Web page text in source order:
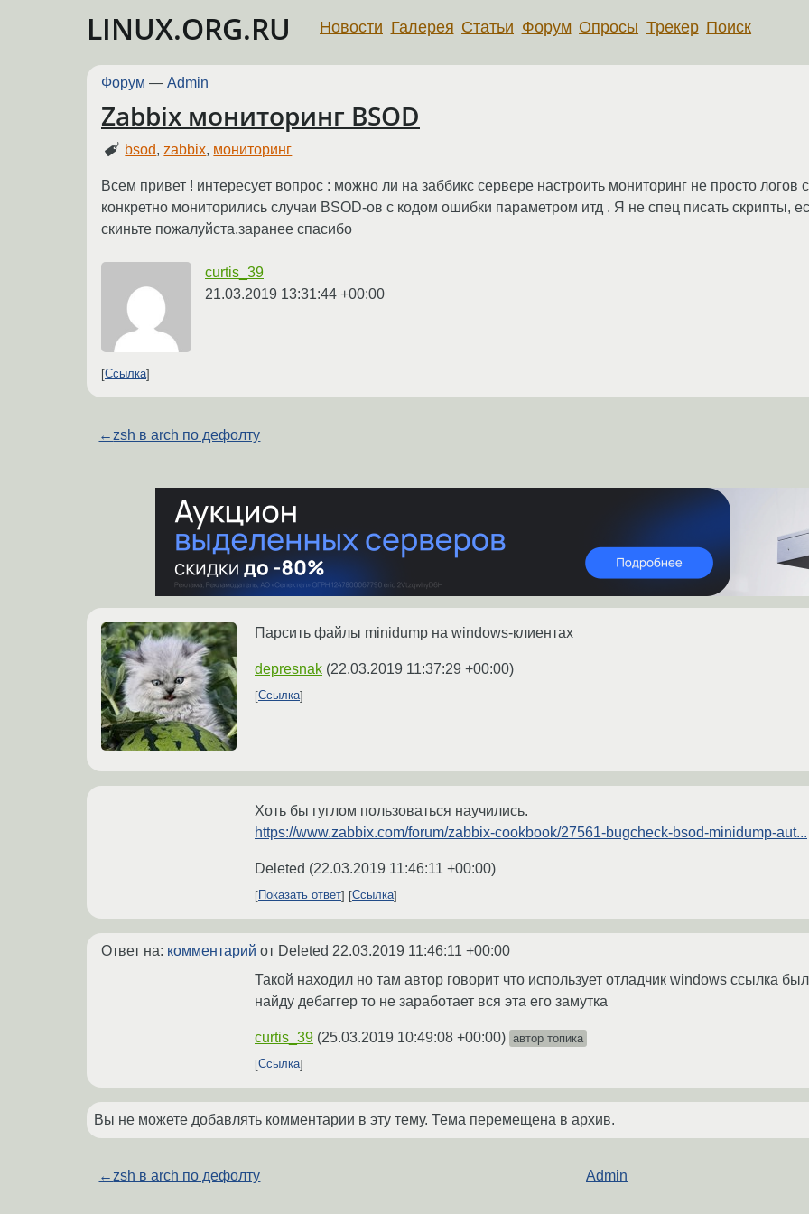
LINUX.ORG.RU Новости Галерея Статьи Форум Опросы Трекер Поиск
Форум — Admin
Zabbix мониторинг BSOD
bsod,zabbix, мониторинг
Всем привет ! интересует вопрос : можно ли на заббикс сервере настроить мониторинг не просто логов
конкретно мониторились случаи BSOD-ов с кодом ошибки параметром итд . Я не спец писать скрипты,
скиньте пожалуйста.заранее спасибо
curtis_39
21.03.2019 13:31:44 +00:00
Ссылка
← zsh в arch по дефолту
Парсить файлы minidump на windows-клиентах
depresnak (22.03.2019 11:37:29 +00:00)
Ссылка
Хоть бы гуглом пользоваться научились.
https://www.zabbix.com/forum/zabbix-cookbook/27561-bugcheck-bsod-minidump-aut...
Deleted (22.03.2019 11:46:11 +00:00)
Показать ответ Ссылка
Ответ на: комментарий от Deleted 22.03.2019 11:46:11 +00:00
Такой находил но там автор говорит что использует отладчик windows ссылка
найду дебаггер то не заработает вся эта его замутка
curtis_39 (25.03.2019 10:49:08 +00:00) автор топика
Ссылка
Вы не можете добавлять комментарии в эту тему. Тема перемещена в архив.
← zsh в arch по дефолту Admin